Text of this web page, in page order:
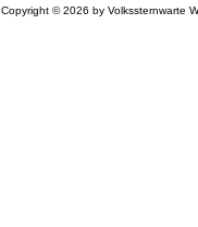
Copyright © 2026 by Volkssternwarte